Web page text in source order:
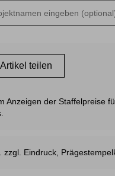
Artikel teilen
Anzeigen der Staffelpreise
zzgl. Eindruck,